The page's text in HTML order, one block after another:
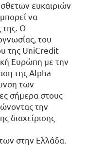
ευκαιριών
να
της. Ο
του
της UniCredit
Ευρώπη με την
της Alpha
των
σήμερα στους
την
διαχείρισης
στην Ελλάδα.